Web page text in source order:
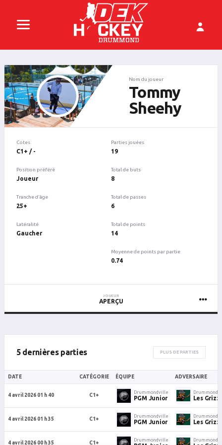
Nom du joueur
Tommy
Sheehy
Cotes
C1+ / -
Position préféré
Joueur
Tranche d'âge
25+
Latéralité
Gaucher
Parties jouées
19
Total de buts
8
Total de passes
6
Total de points
14
Moyenne de points par partie
0.74
JOUEUR
APERÇU
5 dernières parties PLUS DE PARTIES
DATE CATÉGORIE ÉQUIPE ADVERSAIRE
4 avril 2026 01 h 40 C1+
Drummondville
PGM Junior Les
4 avril 2026 01 h 35 C1+
Drummondville
PGM Junior Les
4 avril 2026 00 h 35 C1+
Drummondville